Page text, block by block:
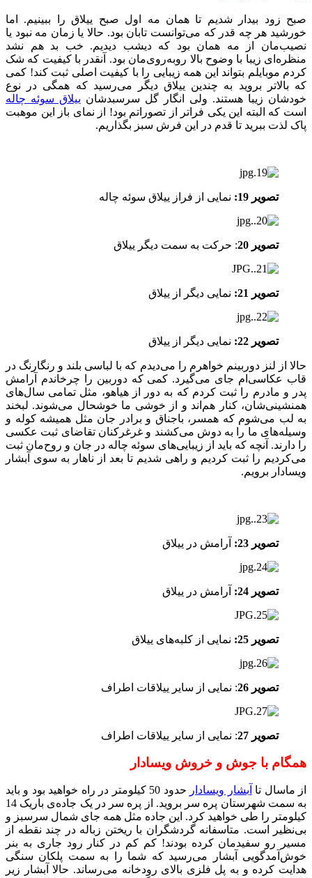
صبح زود بیدار شدیم تا همان مه اول صبح ییلاق را ببینیم. اما
خورشید هر چه قدر که می‌توانست تابان بود. حالا یا زمان مه نبود یا
نصیب‌مان از مه همان بود که دیشب دیدیم. خب بد هم نشد
منظره‌‌ای زیبا با وضوح بالا روبه‌روی‌مان بود. آنقدر با کیفیت که شک
کردم موبایلم بتواند این همه زیبایی را با کیفیت اصلی ثبت کند! کمی
که بالاتر بروید به چندین ییلاق دیگر می‌رسید که همگی در نوع
خودشان زیبا هستند. ولی انگار گل سرسبدشان ییلاق سوئه چاله
است که البته این یکی فراتر از تصوراتم بود! از نمای باز این موهبت
پاک لذت ببرید تا قدم در این فرش سبز بگذاریم.
تصویر 19: نمایی از فراز ییلاق سوئه چاله
تصویر 20 : حرکت به سمت دیگر ییلاق
تصویر 21: نمایی دیگر از ییلاق
تصویر 22: نمایی دیگر از ییلاق
حالا از لنز دوربینم خواهرم را می‌دیدم که با لباسی بلند و رنگارنگ در
قاب عکاسی‌ام جای می‌گیرد. کمی که دوربین را چرخاندم آرامش
پدر و مادرم را ثبت کردم که به دور از هیاهو، مثل تمامی سال‌های
همنشینی‌شان، کنار هم‌اند و از خوشی ما خوشحال می‌شوند. لبخند
به لب می‌شوم که همسر، باجناق و برادر جان مثل همیشه کوله و
وسیله‌های ما را به دوش می‌کشند و غرغرکنان تقاضای ثبت عکسی
را دارند. آنچه که باید از زیبایی‌های سوئه چاله در جان و روح‌مان ثبت
می‌کردیم را ثبت کردیم و راهی شدیم تا بعد از ناهار به سوی آبشار
ویسادار برویم.
تصویر 23: آرامش در ییلاق
تصویر 24: آرامش در ییلاق
تصویر 25: نمایی از کلبه‌های ییلاق
تصویر 26 : نمایی از سایر ییلاقات اطراف
تصویر 27 : نمایی از سایر ییلاقات اطراف
همگام با جوش و خروش ویسادار
از ماسال تا آبشار ویسادار
حدود 50 کیلومتر در راه خواهید بود و باید
به سمت شهرستان پره سر بروید. از پره سر در یک جاده‌ی‌ باریک 14
کیلومتر را طی خواهید کرد. این جاده مثل همه جای شمال سرسبز و
بی‌نظیر است. متاسفانه گردشگران با ریختن زباله در چند نقطه از
مسیر رو سفیدمان کرده بودند! کم کم در کنار رود جاری به بنر
خوش‌آمدگویی آبشار می‌رسید که شما را به سمت پلکان سنگی
هدایت کرده و به پل فلزی بالای رودخانه می‌رساند. حالا آبشار زیر